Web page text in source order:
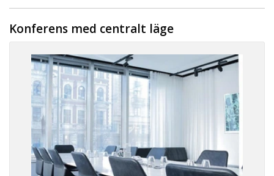
Konferens med centralt läge